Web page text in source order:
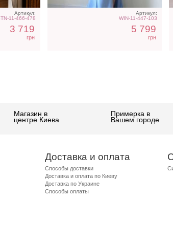
Артикул:
11-466-478
3 719
грн
Артикул:
WIN-11-447-103
5 799
грн
Магазин в
центре Киева
Примерка в
Вашем городе
Доставка и оплата
Способы доставки
Доставка и оплата по Киеву
Доставка по Украине
Способы оплаты